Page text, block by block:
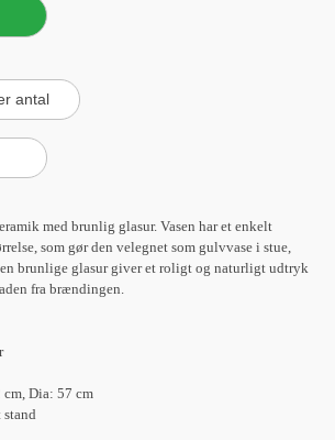
med brunlig glasur. Vasen har et enkelt
som gør den velegnet som gulvvase i stue,
brunlige glasur giver et roligt og naturligt udtryk
fra brændingen.
Dia: 57 cm